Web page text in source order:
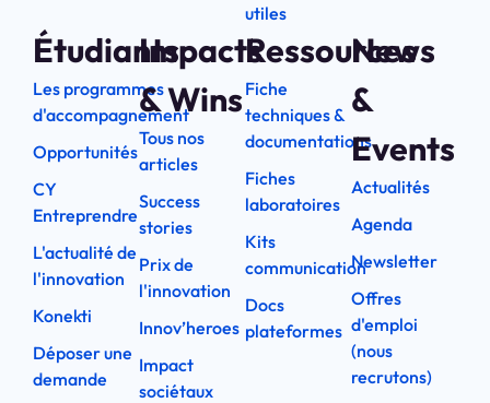
utiles
Étudiants
Les programmes
d'accompagnement
Opportunités
CY
Entreprendre
L'actualité de
l'innovation
Konekti
Déposer une
demande
Impacts
& Wins
Tous nos
articles
Success
stories
Prix de
l'innovation
Innov’heroes
Impact
sociétaux
Ressources
Fiche
techniques &
documentations
Fiches
laboratoires
Kits
communication
Docs
plateformes
News
&
Events
Actualités
Agenda
Newsletter
Offres
d'emploi
(nous
recrutons)